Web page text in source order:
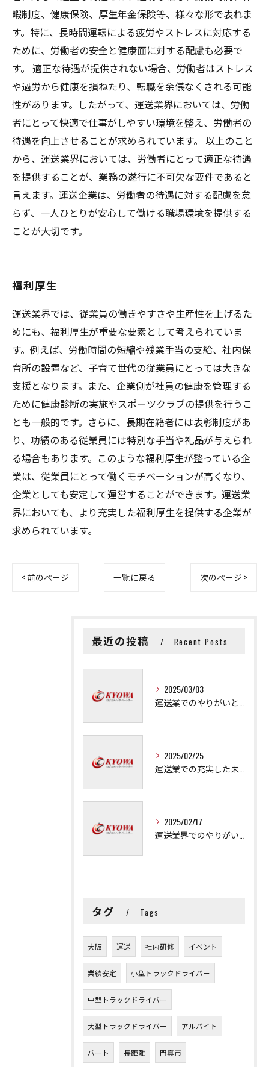
暇制度、健康保険、厚生年金保険等、様々な形で表れま
す。特に、長時間運転による疲労やストレスに対応する
ために、労働者の安全と健康面に対する配慮も必要で
す。 適正な待遇が提供されない場合、労働者はストレス
や過労から健康を損ねたり、転職を余儀なくされる可能
性があります。したがって、運送業界においては、労働
者にとって快適で仕事がしやすい環境を整え、労働者の
待遇を向上させることが求められています。 以上のこと
から、運送業界においては、労働者にとって適正な待遇
を提供することが、業務の遂行に不可欠な要件であると
言えます。運送企業は、労働者の待遇に対する配慮を怠
らず、一人ひとりが安心して働ける職場環境を提供する
ことが大切です。
福利厚生
運送業界では、従業員の働きやすさや生産性を上げるた
めにも、福利厚生が重要な要素として考えられていま
す。例えば、労働時間の短縮や残業手当の支給、社内保
育所の設置など、子育て世代の従業員にとっては大きな
支援となります。また、企業側が社員の健康を管理する
ために健康診断の実施やスポーツクラブの提供を行うこ
とも一般的です。さらに、長期在籍者には表彰制度があ
り、功績のある従業員には特別な手当や礼品が与えられ
る場合もあります。このような福利厚生が整っている企
業は、従業員にとって働くモチベーションが高くなり、
企業としても安定して運営することができます。運送業
界においても、より充実した福利厚生を提供する企業が
求められています。
< 前のページ 一覧に戻る 次のページ >
最近の投稿 Recent Posts
2025/03/03
2025/02/25
2025/02/17
タグ Tags
大阪 運送 社内研修 イベント
業績安定 小型トラックドライバー
中型トラックドライバー
大型トラックドライバー アルバイト
パート 長距離 門真市